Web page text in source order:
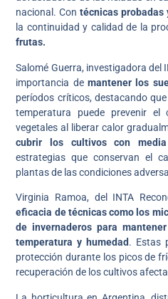
nacional. Contécnicas probadas
la continuidad y calidad de la
frutas.
Salomé Guerra, investigadora del
importancia demantener los
períodos críticos, destacando
temperatura puede prevenir el
vegetales al liberar calor
cubrir los cultivos con
estrategias que conservan el
plantas de las condiciones
Virginia Ramoa, del INTA
eficacia de técnicas como los
de invernaderos para
temperatura y humedad. Estas
protección durante los picos de
recuperación de los cultivos